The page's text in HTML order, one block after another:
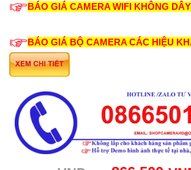
BÁO GIÁ CAMERA WIFI KHÔNG DÂY
BÁO GIÁ BỘ CAMERA CÁC HIỆU